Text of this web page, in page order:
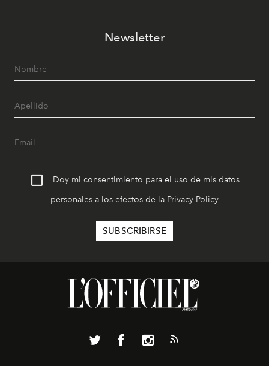
Newsletter
Doy mi consentimiento para el uso de mis datos
personales a los efectos de la Privacy Policy